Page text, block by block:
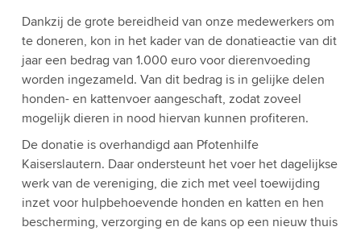
Dankzij de grote bereidheid van onze medewerkers om
te doneren, kon in het kader van de donatieactie van dit
jaar een bedrag van 1.000 euro voor dierenvoeding
worden ingezameld. Van dit bedrag is in gelijke delen
honden- en kattenvoer aangeschaft, zodat zoveel
mogelijk dieren in nood hiervan kunnen profiteren.
De donatie is overhandigd aan Pfotenhilfe
Kaiserslautern. Daar ondersteunt het voer het dagelijkse
werk van de vereniging, die zich met veel toewijding
inzet voor hulpbehoevende honden en katten en hen
bescherming, verzorging en de kans op een nieuw thuis